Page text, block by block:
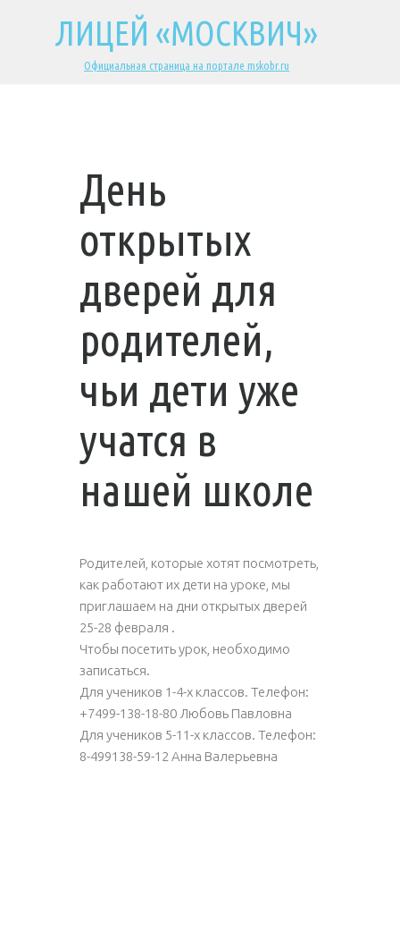
ЛИЦЕЙ «МОСКВИЧ»
Официальная страница на портале mskobr.ru
День
открытых
дверей для
родителей,
чьи дети уже
учатся в
нашей школе
Родителей, которые хотят посмотреть,
как работают их дети на уроке, мы
приглашаем на дни открытых дверей
25-28 февраля .
Чтобы посетить урок, необходимо
записаться.
Для учеников 1-4-х классов. Телефон:
+7499-138-18-80 Любовь Павловна
Для учеников 5-11-х классов. Телефон:
8-499138-59-12 Анна Валерьевна